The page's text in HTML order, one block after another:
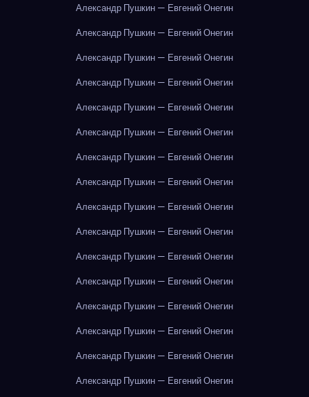
Александр Пушкин — Евгений Онегин
Александр Пушкин — Евгений Онегин
Александр Пушкин — Евгений Онегин
Александр Пушкин — Евгений Онегин
Александр Пушкин — Евгений Онегин
Александр Пушкин — Евгений Онегин
Александр Пушкин — Евгений Онегин
Александр Пушкин — Евгений Онегин
Александр Пушкин — Евгений Онегин
Александр Пушкин — Евгений Онегин
Александр Пушкин — Евгений Онегин
Александр Пушкин — Евгений Онегин
Александр Пушкин — Евгений Онегин
Александр Пушкин — Евгений Онегин
Александр Пушкин — Евгений Онегин
Александр Пушкин — Евгений Онегин